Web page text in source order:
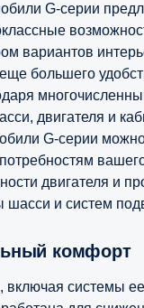
G-серии
вариантов
большего
двигателя и
G-серии
двигателя и
и систем
комфорт
включая системы